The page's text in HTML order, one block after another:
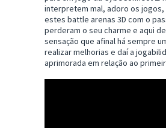
interpretem mal, adoro os jogos,
estes battle arenas 3D com o
perderam o seu charme e aqui
sensação que afinal há sempre
realizar melhorias e daí a
aprimorada em relação ao